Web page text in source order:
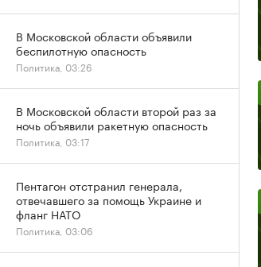
В Московской области объявили
беспилотную опасность
Политика, 03:26
В Московской области второй раз за
ночь объявили ракетную опасность
Политика, 03:17
Пентагон отстранил генерала,
отвечавшего за помощь Украине и
фланг НАТО
Политика, 03:06